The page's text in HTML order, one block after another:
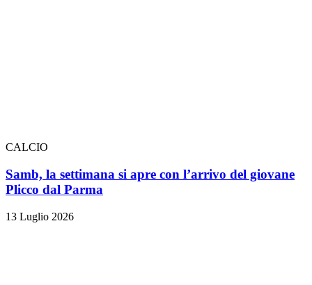
CALCIO
Samb, la settimana si apre con l’arrivo del giovane
Plicco dal Parma
13 Luglio 2026